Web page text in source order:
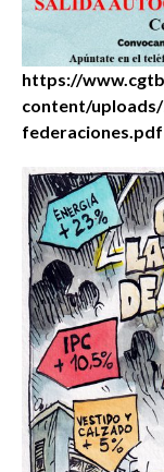
https://
content/
federaciones.pdf